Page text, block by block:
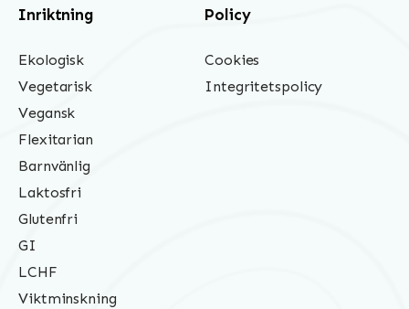
Inriktning
Ekologisk
Vegetarisk
Vegansk
Flexitarian
Barnvänlig
Laktosfri
Glutenfri
GI
LCHF
Viktminskning
Policy
Cookies
Integritetspolicy